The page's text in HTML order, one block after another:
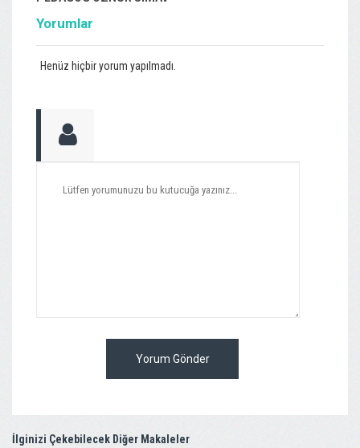
Yorumlar
Henüz hiçbir yorum yapılmadı.
Yorum Gönder
İlginizi Çekebilecek Diğer Makaleler